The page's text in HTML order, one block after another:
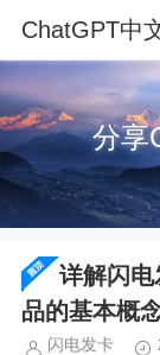
ChatGPT中
分享
详解闪
品的基本概
闪电发卡